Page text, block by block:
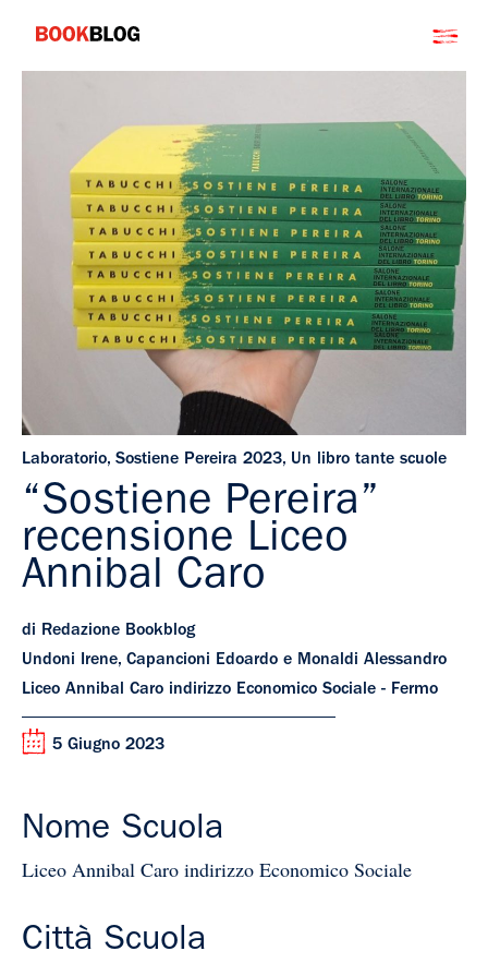
contenuto
Bookblog
Laboratorio, Sostiene Pereira 2023, Un libro tante scuole
“Sostiene Pereira”
recensione Liceo
Annibal Caro
di Redazione Bookblog
Undoni Irene, Capancioni Edoardo e Monaldi Alessandro
Liceo Annibal Caro indirizzo Economico Sociale - Fermo
5 Giugno 2023
Nome Scuola
Liceo Annibal Caro indirizzo Economico Sociale
Città Scuola